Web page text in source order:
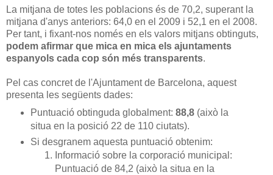
La mitjana de totes les poblacions és de 70,2, superant la
mitjana d'anys anteriors: 64,0 en el 2009 i 52,1 en el 2008.
Per tant, i fixant-nos només en els valors mitjans obtinguts,
podem afirmar que mica en mica els ajuntaments
espanyols cada cop són més transparents.
Pel cas concret de l'Ajuntament de Barcelona, aquest
presenta les següents dades:
Puntuació obtinguda globalment: 88,8(això la
situa en la posició 22 de 110 ciutats).
Si desgranem aquesta puntuació obtenim:
Informació sobre la corporació municipal:
Puntuació de 84,2 (això la situa en la